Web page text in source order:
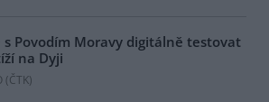
s Povodím Moravy digitálně testovat
na Dyji
(ČTK)